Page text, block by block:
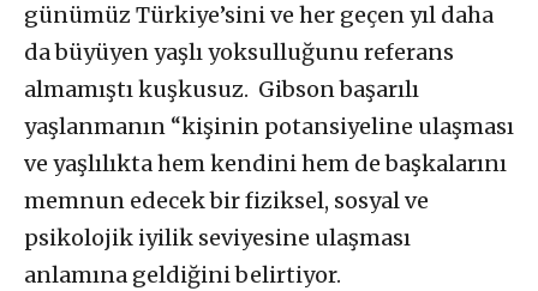
günümüz Türkiye’sini ve her geçen yıl daha
da büyüyen yaşlı yoksulluğunu referans
almamıştı kuşkusuz. Gibson başarılı
yaşlanmanın “kişinin potansiyeline ulaşması
ve yaşlılıkta hem kendini hem de başkalarını
memnun edecek bir fiziksel, sosyal ve
psikolojik iyilik seviyesine ulaşması
anlamına geldiğini belirtiyor.